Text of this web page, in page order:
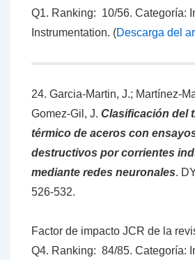
Q1. Ranking: 10/56. Categoría:
Instrumentation. (Descarga del
24. Garcia-Martin, J.; Martínez-
Gomez-Gil, J. Clasificación del
térmico de aceros con
destructivos por corrientes
mediante redes neuronales.
526-532.
Factor de impacto JCR de la
Q4. Ranking: 84/85. Categoría: